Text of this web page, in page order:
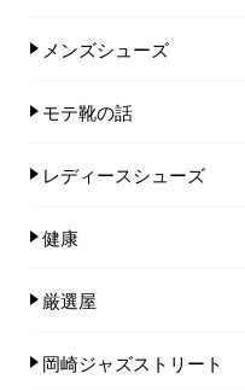
メンズシューズ
モテ靴の話
レディースシューズ
健康
厳選屋
岡崎ジャズストリート